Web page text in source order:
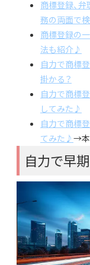
商標登録、
務の両面で
商標登録の
法も紹介♪
自力で商標
掛かる？
自力で商標
してみた♪
自力で商標
てみた♪ →本
自力で早